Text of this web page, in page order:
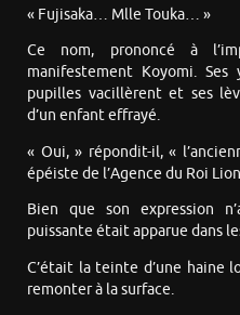
« Fujisaka… Mlle Touka… »
Ce nom, prononcé à
manifestement Koyomi. Ses
pupilles vacillèrent et ses
d’un enfant effrayé.
« Oui, » répondit-il, «
épéiste de l’Agence du Roi
Bien que son expression
puissante était apparue dans
C’était la teinte d’une haine
remonter à la surface.